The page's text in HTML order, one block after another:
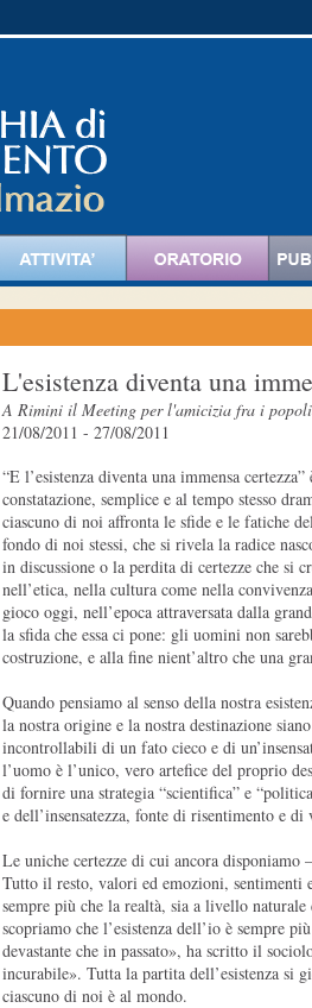
L'esistenza diventa una
A Rimini il Meeting per l'amicizia fra i popoli
21/08/2011 - 27/08/2011
“E l’esistenza diventa una immensa
constatazione, semplice e al tempo stesso
ciascuno di noi affronta le sfide e le fatiche
fondo di noi stessi, che si rivela la radice
in discussione o la perdita di certezze che si
nell’etica, nella cultura come nella
gioco oggi, nell’epoca attraversata dalla
la sfida che essa ci pone: gli uomini non
costruzione, e alla fine nient’altro che una
Quando pensiamo al senso della nostra
la nostra origine e la nostra destinazione
incontrollabili di un fato cieco e di
l’uomo è l’unico, vero artefice del proprio
di fornire una strategia “scientifica” e
e dell’insensatezza, fonte di risentimento e di
Le uniche certezze di cui ancora
Tutto il resto, valori ed emozioni, sentimenti
sempre più che la realtà, sia a livello
scopriamo che l’esistenza dell’io è sempre
devastante che in passato», ha scritto il
incurabile». Tutta la partita dell’esistenza si
ciascuno di noi è al mondo.